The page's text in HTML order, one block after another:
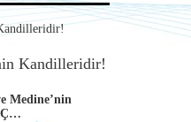
Kandilleridir!
Medine’nin
Ç…